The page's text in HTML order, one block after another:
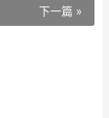
下一篇 »